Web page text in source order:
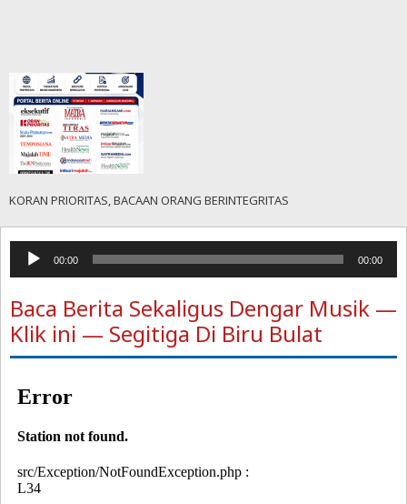
KORAN PRIORITAS, BACAAN ORANG BERINTEGRITAS
Pemutar
Audio
00:00 00:00
Baca Berita Sekaligus Dengar Musik —
Klik ini — Segitiga Di Biru Bulat